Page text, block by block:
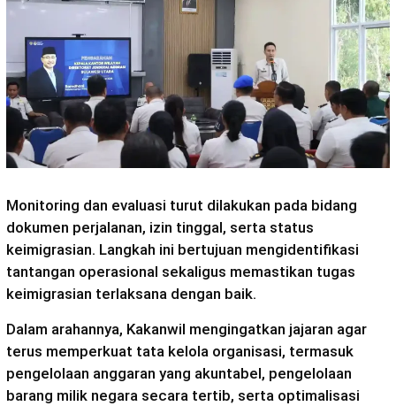
Monitoring dan evaluasi turut dilakukan pada bidang
dokumen perjalanan, izin tinggal, serta status
keimigrasian. Langkah ini bertujuan mengidentifikasi
tantangan operasional sekaligus memastikan tugas
keimigrasian terlaksana dengan baik.
Dalam arahannya, Kakanwil mengingatkan jajaran agar
terus memperkuat tata kelola organisasi, termasuk
pengelolaan anggaran yang akuntabel, pengelolaan
barang milik negara secara tertib, serta optimalisasi